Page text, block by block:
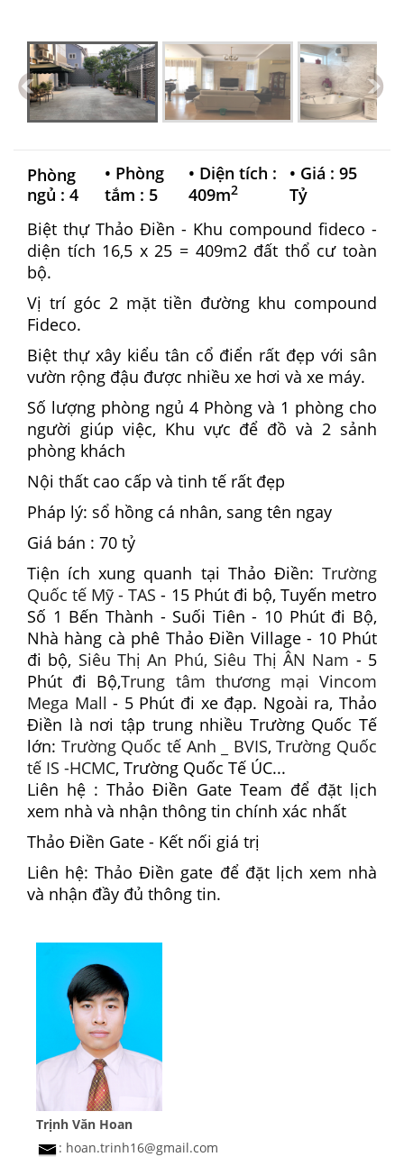
Phòng
ngủ : 4
• Phòng
tắm : 5
• Diện tích :
409m2
• Giá : 95
Tỷ
Biệt thự Thảo Điền - Khu compound fideco -
diện tích 16,5 x 25 = 409m2 đất thổ cư toàn
bộ.
Vị trí góc 2 mặt tiền đường khu compound
Fideco.
Biệt thự xây kiểu tân cổ điển rất đẹp với sân
vườn rộng đậu được nhiều xe hơi và xe máy.
Số lượng phòng ngủ 4 Phòng và 1 phòng cho
người giúp việc, Khu vực để đồ và 2 sảnh
phòng khách
Nội thất cao cấp và tinh tế rất đẹp
Pháp lý: sổ hồng cá nhân, sang tên ngay
Giá bán : 70 tỷ
Tiện ích xung quanh tại Thảo Điền: Trường
Quốc tế Mỹ - TAS- 15 Phút đi bộ, Tuyến metro
Số 1 Bến Thành - Suối Tiên - 10 Phút đi Bộ,
Nhà hàng cà phê Thảo Điền Village - 10 Phút
đi bộ, Siêu Thị An Phú, Siêu Thị ÂN Nam - 5
Phút đi Bộ,Trung tâm thương mại Vincom
Mega Mall - 5 Phút đi xe đạp. Ngoài ra, Thảo
Điền là nơi tập trung nhiều Trường Quốc Tế
lớn: Trường Quốc tế Anh _ BVIS,Trường Quốc
tế IS -HCMC, Trường Quốc Tế ÚC...
Liên hệ : Thảo Điền Gate Team để đặt lịch
xem nhà và nhận thông tin chính xác nhất
Thảo Điền Gate - Kết nối giá trị
Liên hệ: Thảo Điền gate để đặt lịch xem nhà
và nhận đầy đủ thông tin.
Trịnh Văn Hoan
: hoan.trinh16@gmail.com